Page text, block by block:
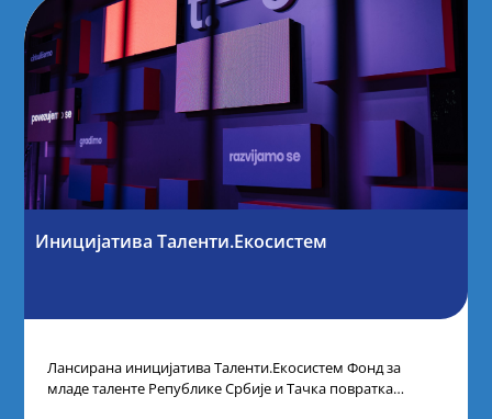
Иницијатива Таленти.Екосистем
Лансирана иницијатива Таленти.Екосистем Фонд за
младе таленте Републике Србије и Тачка повратка